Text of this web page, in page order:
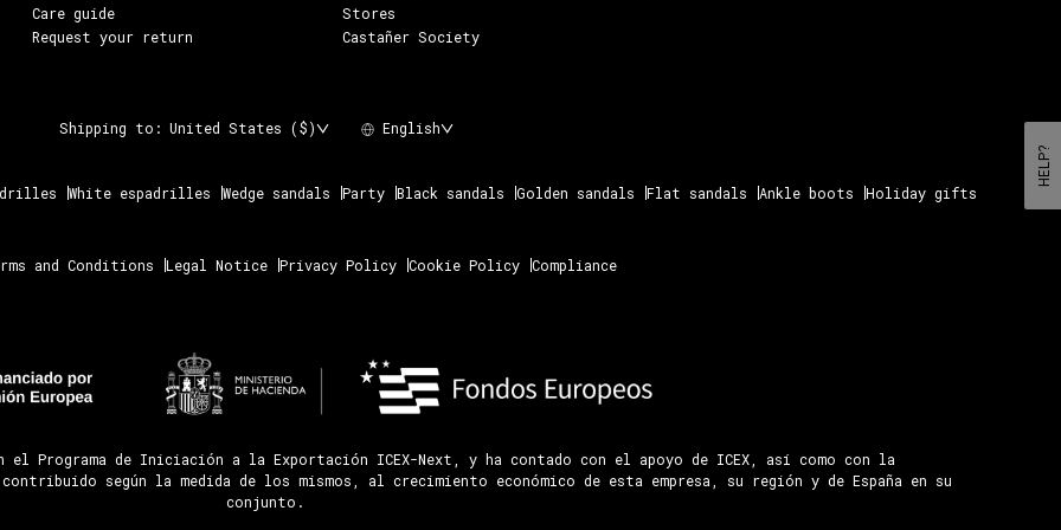
Care guide
Request your return
Stores
Castañer Society
Shipping to: United States ($) English
White espadrilles Wedge sandals Party Black sandals Golden sandals Flat sandals Ankle boots Holiday gifts
and Conditions Legal Notice Privacy Policy Cookie Policy Compliance
Programa de Iniciación a la Exportación ICEX-Next, y ha contado con el apoyo de ICEX, así como con la
contribuido según la medida de los mismos, al crecimiento económico de esta empresa, su región y de España en su
conjunto.
HELP?